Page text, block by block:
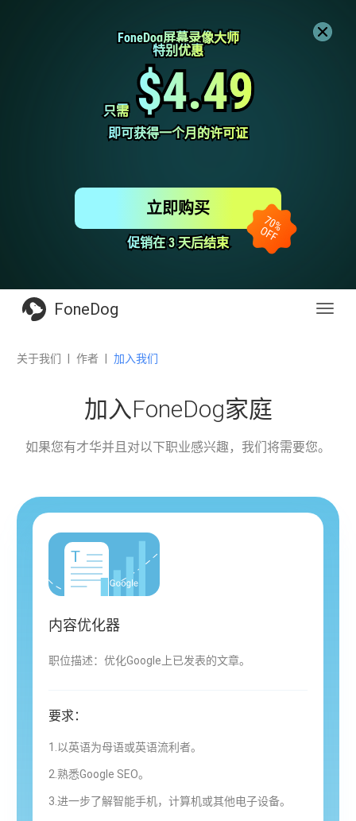
FoneDog屏幕录像大师
FoneDog屏幕录像大师
特别优惠
特别优惠
只需
只需 $4.49
$4.49
即可获得一个月的许可证
即可获得一个月的许可证
促销在 3 天后结束
促销在 3 天后结束
立即购买
FoneDog
关于我们 作者 加入我们
加入FoneDog家庭
如果您有才华并且对以下职业感兴趣，我们将需要您。
内容优化器
职位描述：优化Google上已发表的文章。
要求：
1.以英语为母语或英语流利者。
2.熟悉Google SEO。
3.进一步了解智能手机，计算机或其他电子设备。